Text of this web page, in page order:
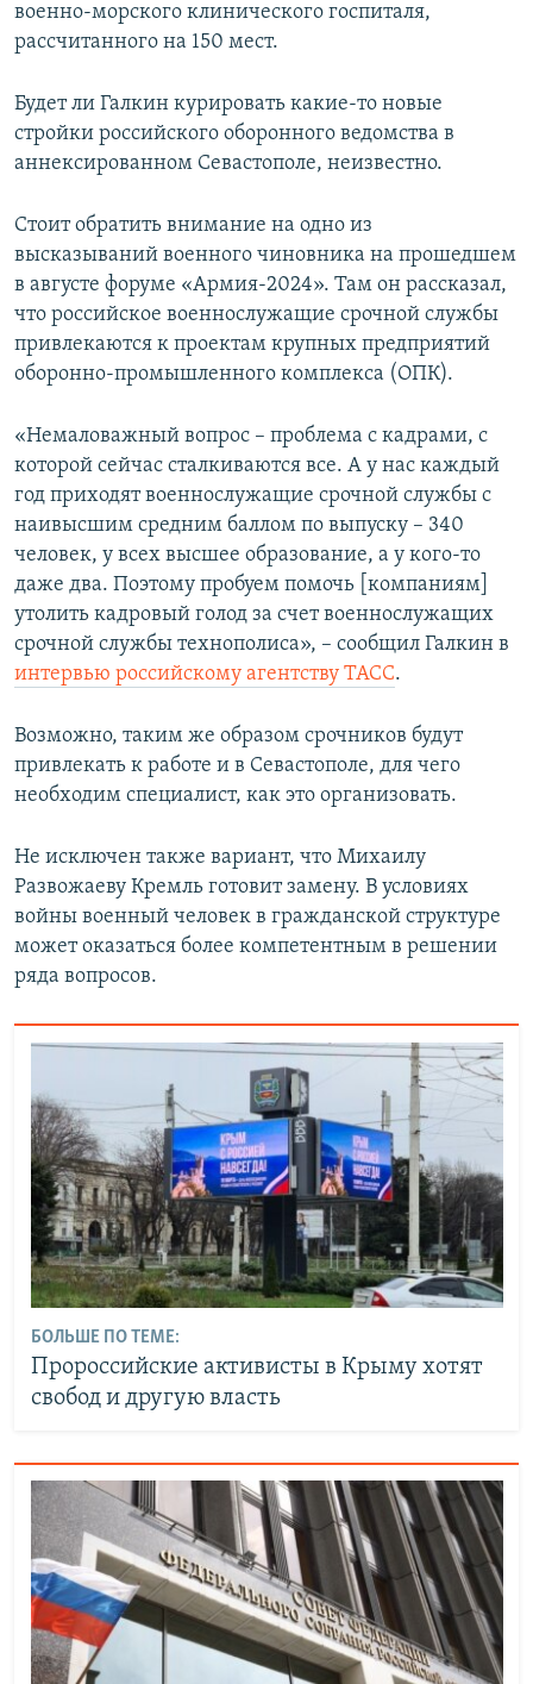
военно-морского клинического госпиталя,
рассчитанного на 150 мест.
Будет ли Галкин курировать какие-то новые
стройки российского оборонного ведомства в
аннексированном Севастополе, неизвестно.
Стоит обратить внимание на одно из
высказываний военного чиновника на прошедшем
в августе форуме «Армия-2024». Там он рассказал,
что российское военнослужащие срочной службы
привлекаются к проектам крупных предприятий
оборонно-промышленного комплекса (ОПК).
«Немаловажный вопрос – проблема с кадрами, с
которой сейчас сталкиваются все. А у нас каждый
год приходят военнослужащие срочной службы с
наивысшим средним баллом по выпуску – 340
человек, у всех высшее образование, а у кого-то
даже два. Поэтому пробуем помочь [компаниям]
утолить кадровый голод за счет военнослужащих
срочной службы технополиса», – сообщил Галкин в
интервью российскому агентству ТАСС.
Возможно, таким же образом срочников будут
привлекать к работе и в Севастополе, для чего
необходим специалист, как это организовать.
Не исключен также вариант, что Михаилу
Развожаеву Кремль готовит замену. В условиях
войны военный человек в гражданской структуре
может оказаться более компетентным в решении
ряда вопросов.
БОЛЬШЕ ПО ТЕМЕ:
Пророссийские активисты в Крыму хотят
свобод и другую власть